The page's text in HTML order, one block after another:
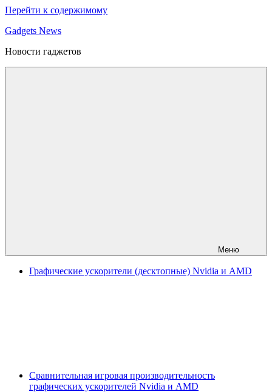
Перейти к содержимому
Gadgets News
Новости гаджетов
Меню
Графические ускорители (десктопные) Nvidia и AMD
Сравнительная игровая производительность
графических ускорителей Nvidia и AMD